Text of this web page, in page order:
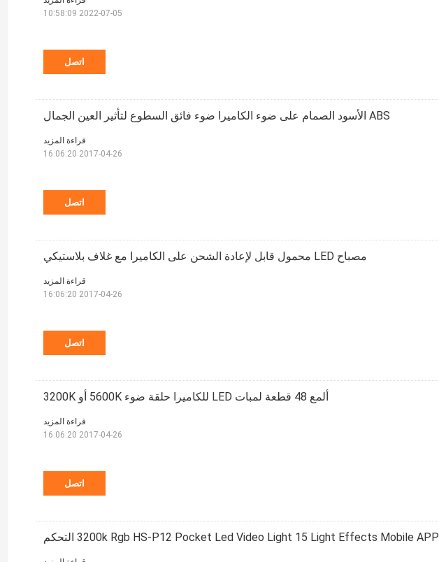
اتصل
2022-07-05 10:58:09
ABS الأسود الصمام على ضوء الكاميرا ضوء فائق السطوع لتأثير العين الجمال
اتصل
قراءة المزيد
2017-04-26 16:06:20
مصباح LED محمول قابل لإعادة الشحن على الكاميرا مع غلاف بلاستيكي
اتصل
قراءة المزيد
2017-04-26 16:06:20
ألمع 48 قطعة لمبات LED للكاميرا حلقة ضوء 5600K أو 3200K
اتصل
قراءة المزيد
2017-04-26 16:06:20
3200k Rgb HS-P12 Pocket Led Video Light 15 Light Effects Mobile APP التحكم